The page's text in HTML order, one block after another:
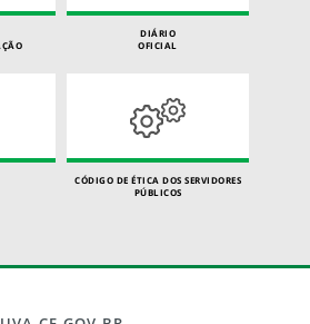
DIÁRIO
OFICIAL
CÓDIGO DE ÉTICA DOS SERVIDORES
PÚBLICOS